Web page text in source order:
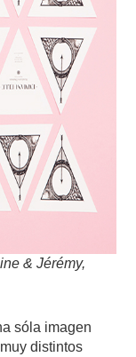
& Jérémy,
sóla imagen
distintos